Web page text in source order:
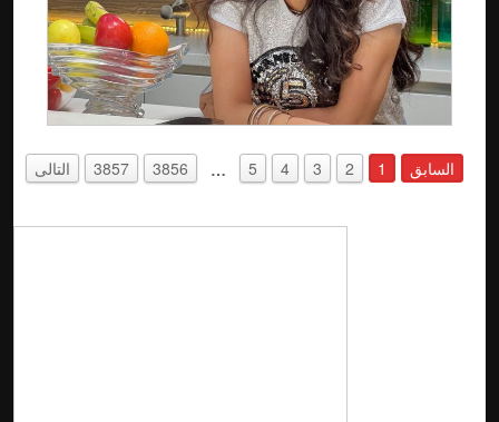
السابق 1
2
3
4
5
…
3856
3857 التالى